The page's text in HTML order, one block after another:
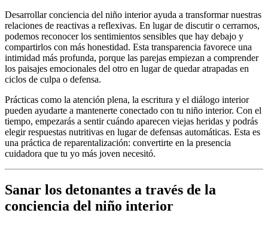
Desarrollar conciencia del niño interior ayuda a transformar nuestras
relaciones de reactivas a reflexivas. En lugar de discutir o cerrarnos,
podemos reconocer los sentimientos sensibles que hay debajo y
compartirlos con más honestidad. Esta transparencia favorece una
intimidad más profunda, porque las parejas empiezan a comprender
los paisajes emocionales del otro en lugar de quedar atrapadas en
ciclos de culpa o defensa.
Prácticas como la atención plena, la escritura y el diálogo interior
pueden ayudarte a mantenerte conectado con tu niño interior. Con el
tiempo, empezarás a sentir cuándo aparecen viejas heridas y podrás
elegir respuestas nutritivas en lugar de defensas automáticas. Esta es
una práctica de reparentalización: convertirte en la presencia
cuidadora que tu yo más joven necesitó.
Sanar los detonantes a través de la
conciencia del niño interior